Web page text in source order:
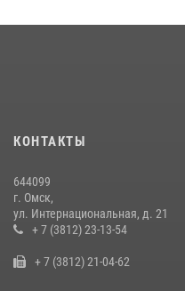
пилотирования БПЛА в Омске
Росгвардейцы приняли участие
Руси в Омске
КОНТАКТЫ
644099
г. Омск,
ул. Интернациональная, д. 21
+ 7 (3812) 23-13-54
+ 7 (3812) 21-04-62